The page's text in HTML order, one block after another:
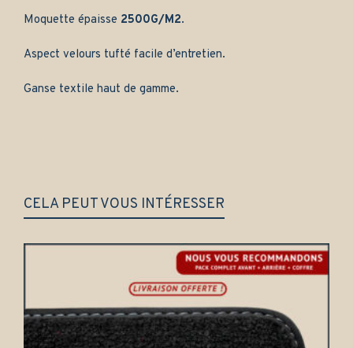
Moquette épaisse 2500G/M2.
Aspect velours tufté facile d’entretien.
Ganse textile haut de gamme.
CELA PEUT VOUS INTÉRESSER